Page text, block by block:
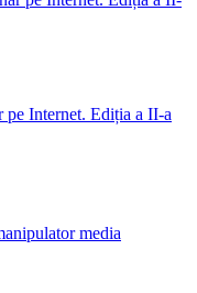
pe Internet. Ediția a II-a